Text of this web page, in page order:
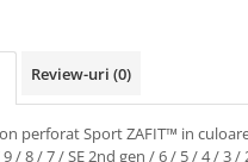
Review-uri (0)
perforat Sport ZAFIT™ in
9 / 8 / 7 / SE 2nd gen / 6 / 5 / 4 /